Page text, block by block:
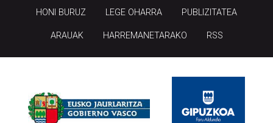
HONI BURUZ LEGE OHARRA PUBLIZITATEA
ARAUAK HARREMANETARAKO RSS